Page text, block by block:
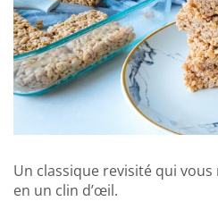
Un classique revisité qui
en un clin d’œil.